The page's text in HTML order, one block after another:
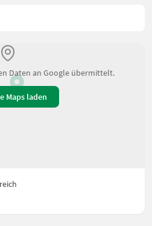
Daten an Google übermittelt.
Maps laden